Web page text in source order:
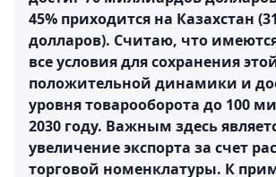
45% приходится на Казахстан
долларов). Считаю, что
все условия для сохранения
положительной динамики и
уровня товарооборота до 100
2030 году. Важным здесь
увеличение экспорта за счет
торговой номенклатуры. К